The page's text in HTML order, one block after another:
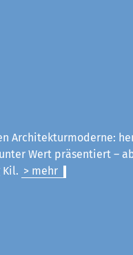
Architekturmoderne:
Wert präsentiert –
Kil. > mehr